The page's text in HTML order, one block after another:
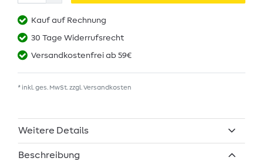
Kauf auf Rechnung
30 Tage Widerrufsrecht
Versandkostenfrei ab 59€
* inkl. ges. MwSt. zzgl. Versandkosten
Weitere Details
Beschreibung